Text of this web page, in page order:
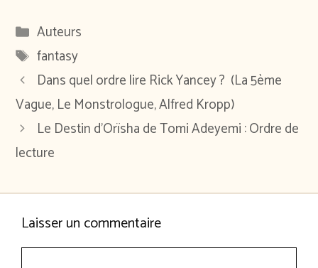
Catégories
Auteurs
Étiquettes
fantasy
Dans quel ordre lire Rick Yancey ? (La 5ème
Vague, Le Monstrologue, Alfred Kropp)
Le Destin d’Orïsha de Tomi Adeyemi : Ordre de
lecture
Laisser un commentaire